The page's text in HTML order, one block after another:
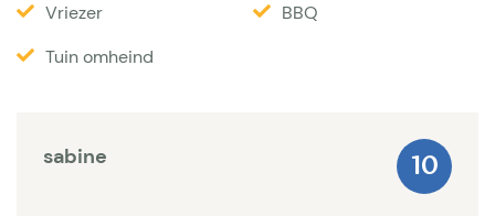
slaapkamers delen een badkamer. De 3e
slaapkamer heeft een eigen badkamer. Dan is er
badkamer met douche. Alle slaapkamers hebben
airco. Bijzonderheden: Eindschoonmaak: 180 euro.
Vriezer
BBQ
Tuin omheind
sabine 10